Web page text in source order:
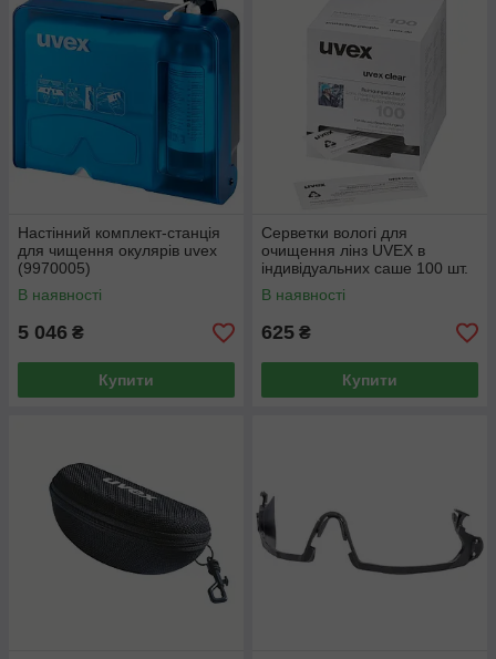
Настінний комплект-станція
для чищення окулярів uvex
(9970005)
В наявності
5 046 ₴
Купити
Серветки вологі для
очищення лінз UVEX в
індивідуальних саше 100 шт.
(9963005)
В наявності
625 ₴
Купити